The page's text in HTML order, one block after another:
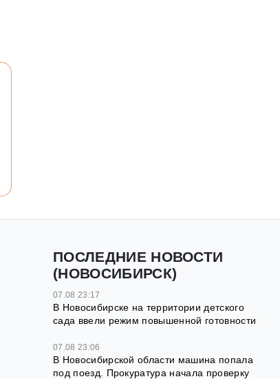
ПОСЛЕДНИЕ НОВОСТИ
(НОВОСИБИРСК)
07.08 23:17
В Новосибирске на территории детского
сада ввели режим повышенной готовности
07.08 23:06
В Новосибирской области машина попала
под поезд. Прокуратура начала проверку